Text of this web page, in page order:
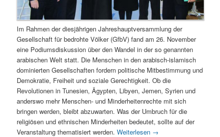
Im Rahmen der diesjährigen Jahreshauptversammlung der
Gesellschaft für bedrohte Völker (GfbV) fand am 26. November
eine Podiumsdiskussion über den Wandel in der so genannten
arabischen Welt statt. Die Menschen in den arabisch-islamisch
dominierten Gesellschaften fordern politische Mitbestimmung und
Demokratie, Freiheit und soziale Gerechtigkeit. Ob die
Revolutionen in Tunesien, Ägypten, Libyen, Jemen, Syrien und
anderswo mehr Menschen- und Minderheitenrechte mit sich
bringen werden, bleibt abzuwarten. Was der Umbruch für die
religiösen und ethnischen Minderheiten bedeutet, sollte auf der
Veranstaltung thematisiert werden.Weiterlesen →